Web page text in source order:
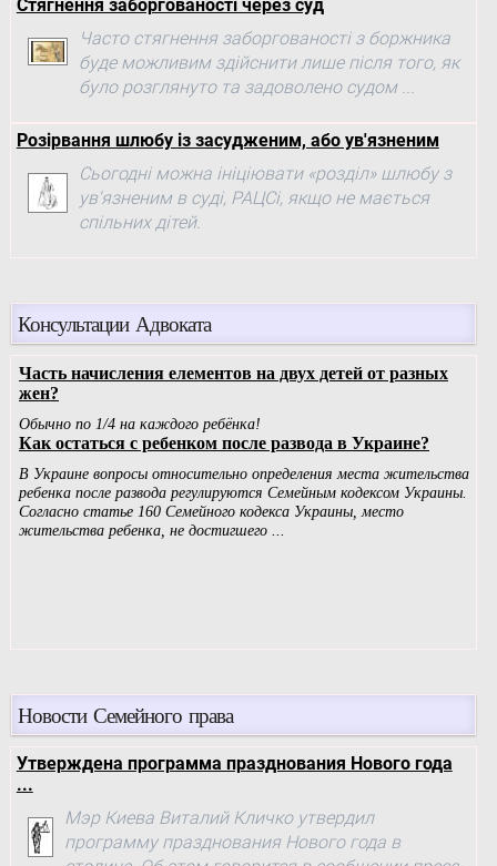
Стягнення заборгованості через суд
Часто стягнення заборгованості з боржника
буде можливим здійснити лише після того, як
було розглянуто та задоволено судом ...
Розірвання шлюбу із засудженим, або ув'язненим
Сьогодні можна ініціювати «розділ» шлюбу з
ув'язненим в суді, РАЦСі, якщо не мається
спільних дітей.
Консультации Адвоката
Новости Семейного права
Утверждена программа празднования Нового года
...
Мэр Киева Виталий Кличко утвердил
программу празднования Нового года в